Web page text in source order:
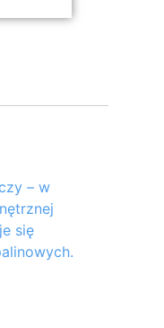
– w
się